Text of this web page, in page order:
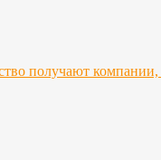
получают